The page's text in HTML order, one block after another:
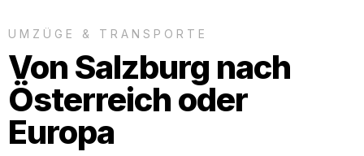
UMZÜGE & TRANSPORTE
Von Salzburg nach
Österreich oder
Europa